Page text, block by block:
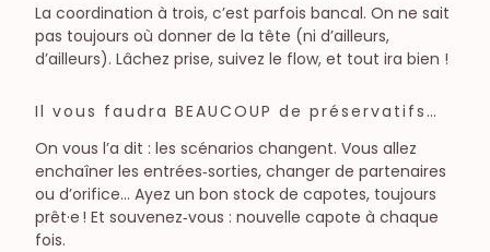
La coordination à trois, c’est parfois bancal. On ne sait
pas toujours où donner de la tête (ni d’ailleurs,
d’ailleurs). Lâchez prise, suivez le flow, et tout ira bien !
Il vous faudra BEAUCOUP de préservatifs…
On vous l’a dit : les scénarios changent. Vous allez
enchaîner les entrées‑sorties, changer de partenaires
ou d’orifice… Ayez un bon stock de capotes, toujours
prêt·e ! Et souvenez‑vous : nouvelle capote à chaque
fois.